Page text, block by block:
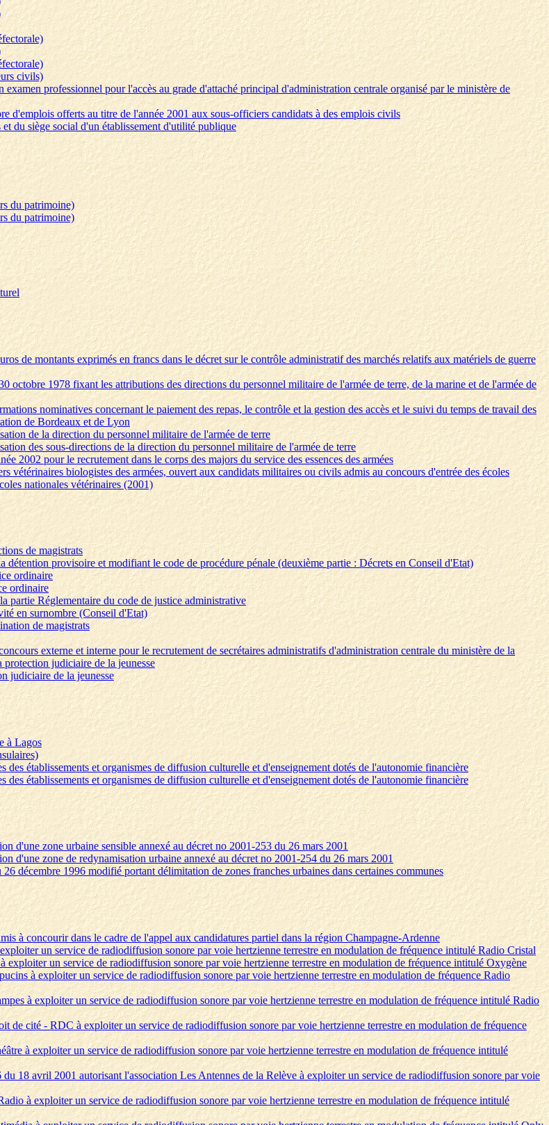
civils)
professionnel pour l'accès au grade d'attaché principal d'administration centrale organisé par le ministère de
offerts au titre de l'année 2001 aux sous-officiers candidats à des emplois civils
du siège social d'un établissement d'utilité publique
du patrimoine)
du patrimoine)
de montants exprimés en francs dans le décret sur le contrôle administratif des marchés relatifs aux matériels de guerre
1978 fixant les attributions des directions du personnel militaire de l'armée de terre, de la marine et de l'armée de
nominatives concernant le paiement des repas, le contrôle et la gestion des accès et le suivi du temps de travail des
de Bordeaux et de Lyon
de la direction du personnel militaire de l'armée de terre
des sous-directions de la direction du personnel militaire de l'armée de terre
2002 pour le recrutement dans le corps des majors du service des essences des armées
vétérinaires biologistes des armées, ouvert aux candidats militaires ou civils admis au concours d'entrée des écoles
nationales vétérinaires (2001)
de magistrats
provisoire et modifiant le code de procédure pénale (deuxième partie : Décrets en Conseil d'Etat)
ordinaire
ordinaire
partie Réglementaire du code de justice administrative
en surnombre (Conseil d'Etat)
de magistrats
externe et interne pour le recrutement de secrétaires administratifs d'administration centrale du ministère de la
protection judiciaire de la jeunesse
judiciaire de la jeunesse
à Lagos
établissements et organismes de diffusion culturelle et d'enseignement dotés de l'autonomie financière
établissements et organismes de diffusion culturelle et d'enseignement dotés de l'autonomie financière
zone urbaine sensible annexé au décret no 2001-253 du 26 mars 2001
zone de redynamisation urbaine annexé au décret no 2001-254 du 26 mars 2001
décembre 1996 modifié portant délimitation de zones franches urbaines dans certaines communes
à concourir dans le cadre de l'appel aux candidatures partiel dans la région Champagne-Ardenne
un service de radiodiffusion sonore par voie hertzienne terrestre en modulation de fréquence intitulé Radio Cristal
un service de radiodiffusion sonore par voie hertzienne terrestre en modulation de fréquence intitulé Oxygène
à exploiter un service de radiodiffusion sonore par voie hertzienne terrestre en modulation de fréquence Radio
à exploiter un service de radiodiffusion sonore par voie hertzienne terrestre en modulation de fréquence intitulé Radio
cité - RDC à exploiter un service de radiodiffusion sonore par voie hertzienne terrestre en modulation de fréquence
à exploiter un service de radiodiffusion sonore par voie hertzienne terrestre en modulation de fréquence intitulé
18 avril 2001 autorisant l'association Les Antennes de la Relève à exploiter un service de radiodiffusion sonore par voie
à exploiter un service de radiodiffusion sonore par voie hertzienne terrestre en modulation de fréquence intitulé